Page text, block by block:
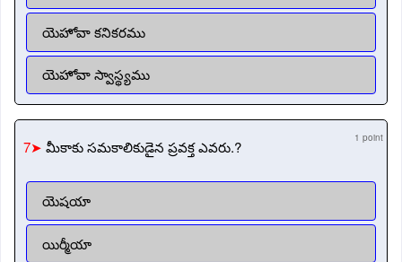
యెహోవా కనికరము
యెహోవా స్వాస్థ్యము
7➤ మీకాకు సమకాలికుడైన ప్రవక్త ఎవరు.? 1 point
యెషయా
యిర్మీయా